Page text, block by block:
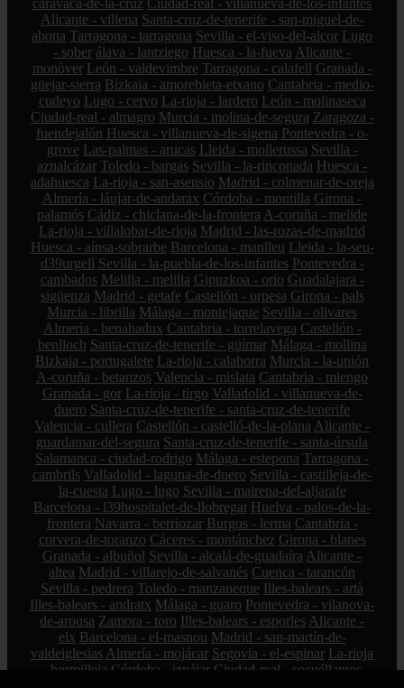
caravaca-de-la-cruz Ciudad-real - villanueva-de-los-infantes
Alicante - villena Santa-cruz-de-tenerife - san-miguel-de-
abona Tarragona - tarragona Sevilla - el-viso-del-alcor Lugo
- sober álava - lantziego Huesca - la-fueva Alicante -
monòver León - valdevimbre Tarragona - calafell Granada -
güejar-sierra Bizkaia - amorebieta-etxano Cantabria - medio-
cudeyo Lugo - cervo La-rioja - lardero León - molinaseca
Ciudad-real - almagro Murcia - molina-de-segura Zaragoza -
fuendejalón Huesca - villanueva-de-sigena Pontevedra - o-
grove Las-palmas - arucas Lleida - mollerussa Sevilla -
aznalcázar Toledo - bargas Sevilla - la-rinconada Huesca -
adahuesca La-rioja - san-asensio Madrid - colmenar-de-oreja
Almería - láujar-de-andarax Córdoba - montilla Girona -
palamós Cádiz - chiclana-de-la-frontera A-coruña - melide
La-rioja - villalobar-de-rioja Madrid - las-rozas-de-madrid
Huesca - aínsa-sobrarbe Barcelona - manlleu Lleida - la-seu-
d39urgell Sevilla - la-puebla-de-los-infantes Pontevedra -
cambados Melilla - melilla Gipuzkoa - orio Guadalajara -
sigüenza Madrid - getafe Castellón - orpesa Girona - pals
Murcia - librilla Málaga - montejaque Sevilla - olivares
Almería - benahadux Cantabria - torrelavega Castellón -
benlloch Santa-cruz-de-tenerife - güímar Málaga - mollina
Bizkaia - portugalete La-rioja - calahorra Murcia - la-unión
A-coruña - betanzos Valencia - mislata Cantabria - miengo
Granada - gor La-rioja - tirgo Valladolid - villanueva-de-
duero Santa-cruz-de-tenerife - santa-cruz-de-tenerife
Valencia - cullera Castellón - castelló-de-la-plana Alicante -
guardamar-del-segura Santa-cruz-de-tenerife - santa-úrsula
Salamanca - ciudad-rodrigo Málaga - estepona Tarragona -
cambrils Valladolid - laguna-de-duero Sevilla - castilleja-de-
la-cuesta Lugo - lugo Sevilla - mairena-del-aljarafe
Barcelona - l39hospitalet-de-llobregat Huelva - palos-de-la-
frontera Navarra - berriozar Burgos - lerma Cantabria -
corvera-de-toranzo Cáceres - montánchez Girona - blanes
Granada - albuñol Sevilla - alcalá-de-guadaíra Alicante -
altea Madrid - villarejo-de-salvanés Cuenca - tarancón
Sevilla - pedrera Toledo - manzaneque Illes-balears - artà
Illes-balears - andratx Málaga - guaro Pontevedra - vilanova-
de-arousa Zamora - toro Illes-balears - esporles Alicante -
elx Barcelona - el-masnou Madrid - san-martín-de-
valdeiglesias Almería - mojácar Segovia - el-espinar La-rioja
- hormilleja Córdoba - iznájar Ciudad-real - socuéllamos